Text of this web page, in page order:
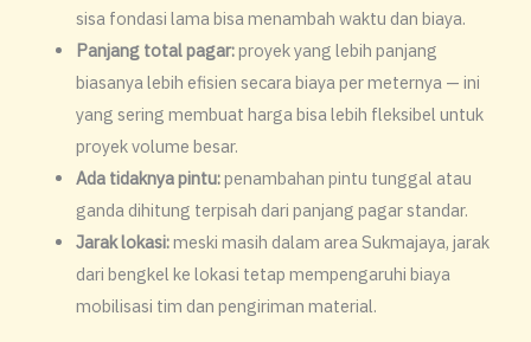
sisa fondasi lama bisa menambah waktu dan biaya.
Panjang total pagar:proyek yang lebih panjang
biasanya lebih efisien secara biaya per meternya — ini
yang sering membuat harga bisa lebih fleksibel untuk
proyek volume besar.
Ada tidaknya pintu:penambahan pintu tunggal atau
ganda dihitung terpisah dari panjang pagar standar.
Jarak lokasi:meski masih dalam area Sukmajaya, jarak
dari bengkel ke lokasi tetap mempengaruhi biaya
mobilisasi tim dan pengiriman material.